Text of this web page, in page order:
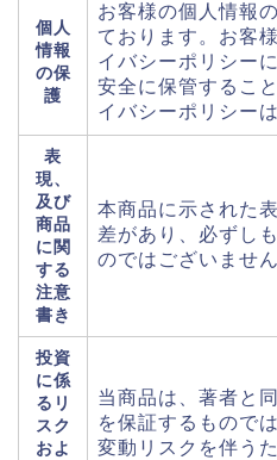
個人
情報
の保
護
お客様の個人情報
ております。お客
イバシーポリシー
安全に保管するこ
イバシーポリシー
表
現、
及び
商品
に関
する
注意
書き
本商品に示された
差があり、必ずし
のではございません
投資
に係
るリ
スク
およ
当商品は、著者と
を保証するもので
変動リスクを伴う